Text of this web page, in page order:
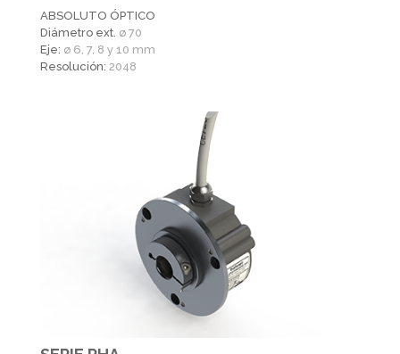
ABSOLUTO ÓPTICO
Diámetro ext. ø 70
Eje: ø 6, 7, 8 y 10 mm
Resolución: 2048